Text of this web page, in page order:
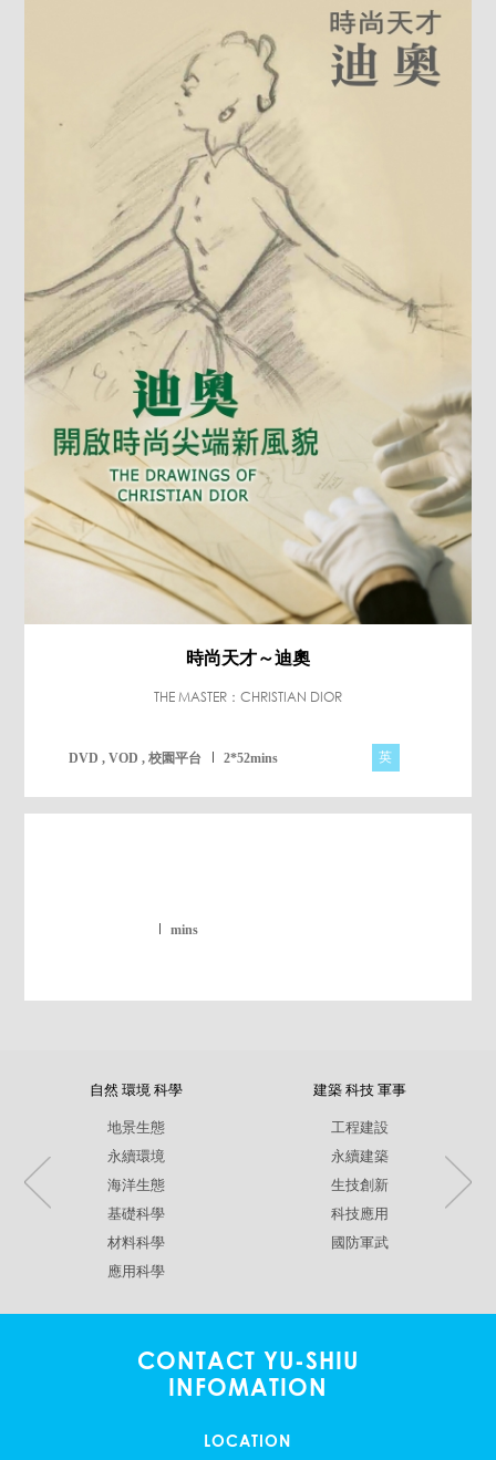
時尚天才～迪奧
THE MASTER：CHRISTIAN DIOR
DVD , VOD , 校園平台 2*52mins 英
mins
自然 環境 科學
地景生態
永續環境
海洋生態
基礎科學
材料科學
應用科學
建築 科技 軍事
工程建設
永續建築
生技創新
科技應用
國防軍武
CONTACT YU-SHIU
INFOMATION
LOCATION